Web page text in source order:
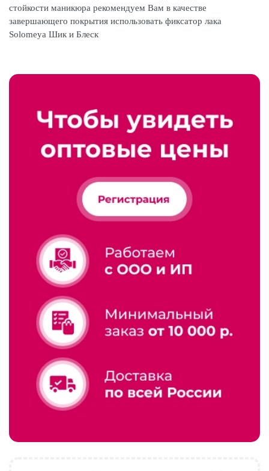
стойкости маникюра рекомендуем Вам в качестве
завершающего покрытия использовать фиксатор лака
Solomeya Шик и Блеск